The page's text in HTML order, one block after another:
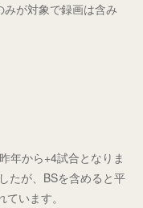
が対象で録画は含み
年から+4試合となりま
たが、BSを含めると平
います。